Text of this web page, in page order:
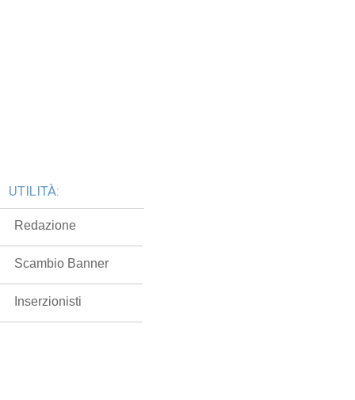
UTILITÀ:
Redazione
Scambio Banner
Inserzionisti